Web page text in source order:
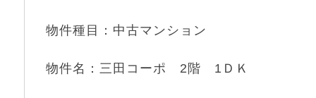
物件種目：中古マンション
物件名：三田コーポ 2階 1ＤＫ